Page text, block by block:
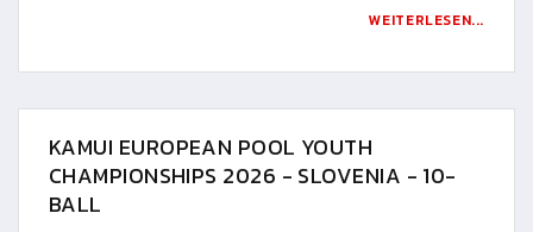
WEITERLESEN...
KAMUI EUROPEAN POOL YOUTH
CHAMPIONSHIPS 2026 - SLOVENIA - 10-
BALL